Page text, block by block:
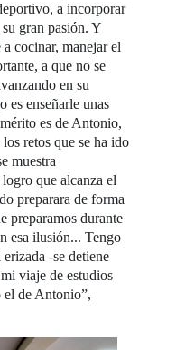
a incorporar
gran pasión. Y
cocinar, manejar el
a que no se
en su
es enseñarle unas
es de Antonio,
retos que se ha ido
muestra
que alcanza el
preparara de forma
preparamos durante
esa ilusión... Tengo
-se detiene
viaje de estudios
el de Antonio”,